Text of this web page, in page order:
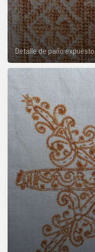
Detalle de paño expuesto